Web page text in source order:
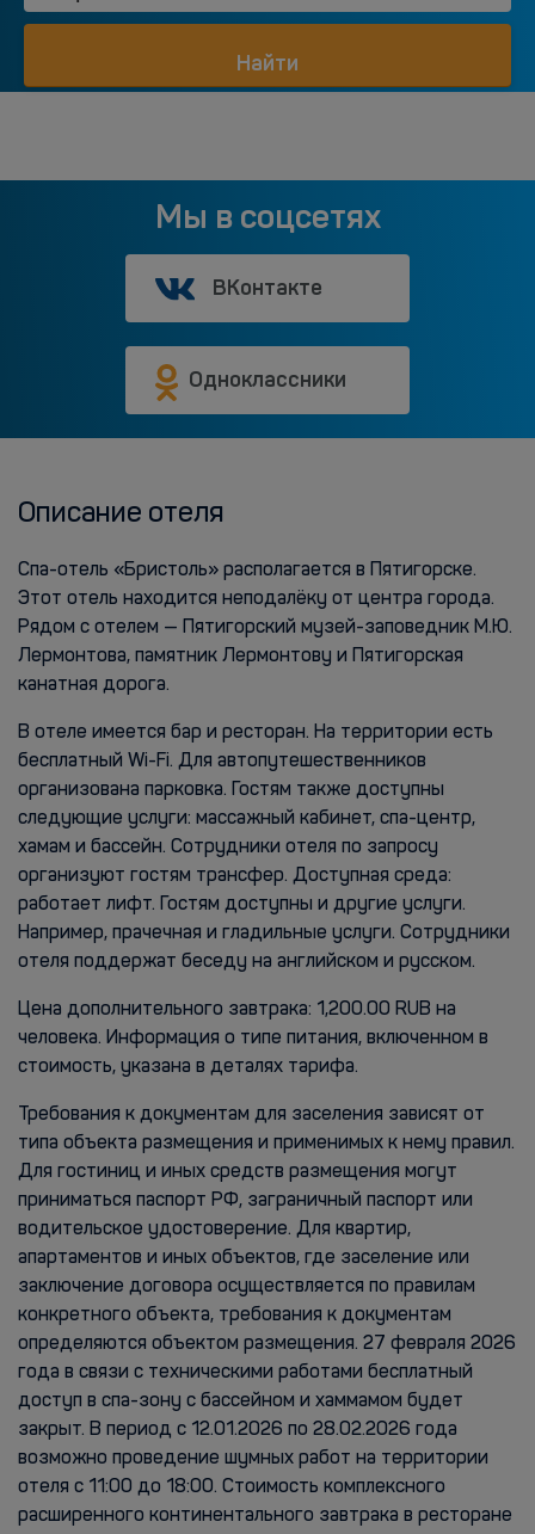
Найти
Мы в соцсетях
ВКонтакте
Одноклассники
Описание отеля
Спа-отель «Бристоль» располагается в Пятигорске.
Этот отель находится неподалёку от центра города.
Рядом с отелем — Пятигорский музей-заповедник М.Ю.
Лермонтова, памятник Лермонтову и Пятигорская
канатная дорога.
В отеле имеется бар и ресторан. На территории есть
бесплатный Wi-Fi. Для автопутешественников
организована парковка. Гостям также доступны
следующие услуги: массажный кабинет, спа-центр,
хамам и бассейн. Сотрудники отеля по запросу
организуют гостям трансфер. Доступная среда:
работает лифт. Гостям доступны и другие услуги.
Например, прачечная и гладильные услуги. Сотрудники
отеля поддержат беседу на английском и русском.
Цена дополнительного завтрака: 1,200.00 RUB на
человека. Информация о типе питания, включенном в
стоимость, указана в деталях тарифа.
Требования к документам для заселения зависят от
типа объекта размещения и применимых к нему правил.
Для гостиниц и иных средств размещения могут
приниматься паспорт РФ, заграничный паспорт или
водительское удостоверение. Для квартир,
апартаментов и иных объектов, где заселение или
заключение договора осуществляется по правилам
конкретного объекта, требования к документам
определяются объектом размещения. 27 февраля 2026
года в связи с техническими работами бесплатный
доступ в спа-зону с бассейном и хаммамом будет
закрыт. В период с 12.01.2026 по 28.02.2026 года
возможно проведение шумных работ на территории
отеля с 11:00 до 18:00. Cтоимость комплексного
расширенного континентального завтрака в ресторане